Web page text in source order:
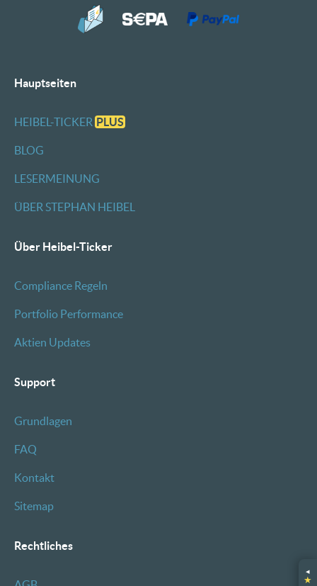
◂
★
Hauptseiten
HEIBEL-TICKER PLUS
BLOG
LESERMEINUNG
ÜBER STEPHAN HEIBEL
Über Heibel-Ticker
Compliance Regeln
Portfolio Performance
Aktien Updates
Support
Grundlagen
FAQ
Kontakt
Sitemap
Rechtliches